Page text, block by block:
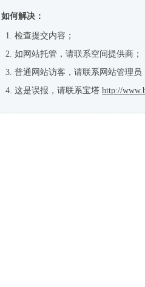
如何解决：
检查提交内容；
如网站托管，请联系空间提供商；
普通网站访客，请联系网站管理员
这是误报，请联系宝塔 http://